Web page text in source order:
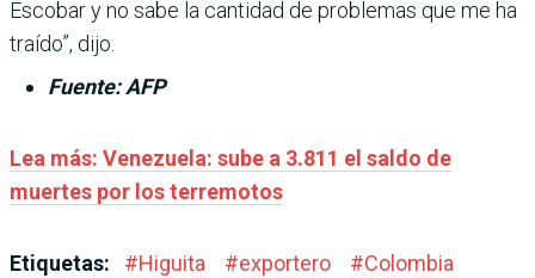
Escobar y no sabe la cantidad de problemas que me ha
traído”, dijo.
Fuente: AFP
Lea más: Venezuela: sube a 3.811 el saldo de
muertes por los terremotos
Etiquetas: #Higuita #exportero #Colombia